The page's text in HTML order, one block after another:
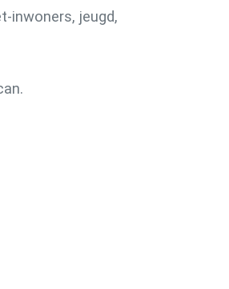
inwoners, jeugd,